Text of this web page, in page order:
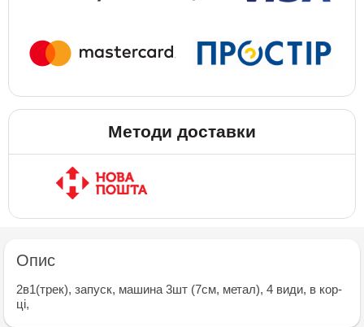
Методи доставки
Опис
2в1(трек), запуск, машина 3шт (7см, метал), 4 види, в кор-
ці,